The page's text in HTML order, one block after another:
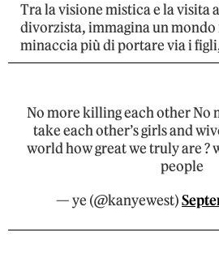
Tra la visione mistica e la visita
divorzista, immagina un mondo
minaccia più di portare via i
No more killing each other No
take each other’s girls and
world how great we truly are ?
people
— ye (@kanyewest)